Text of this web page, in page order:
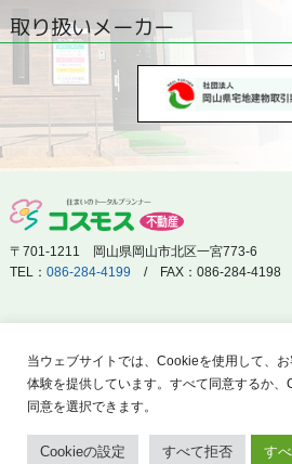
取り扱いメーカー
〒701-1211 岡山県岡山市北区一宮773-6
TEL： 086-284-4199 / FAX：086-284-4198
当ウェブサイトでは、Cookieを使用して、
体験を提供しています。すべて同意するか
同意を選択できます。
Cookieの設定 すべて拒否 す